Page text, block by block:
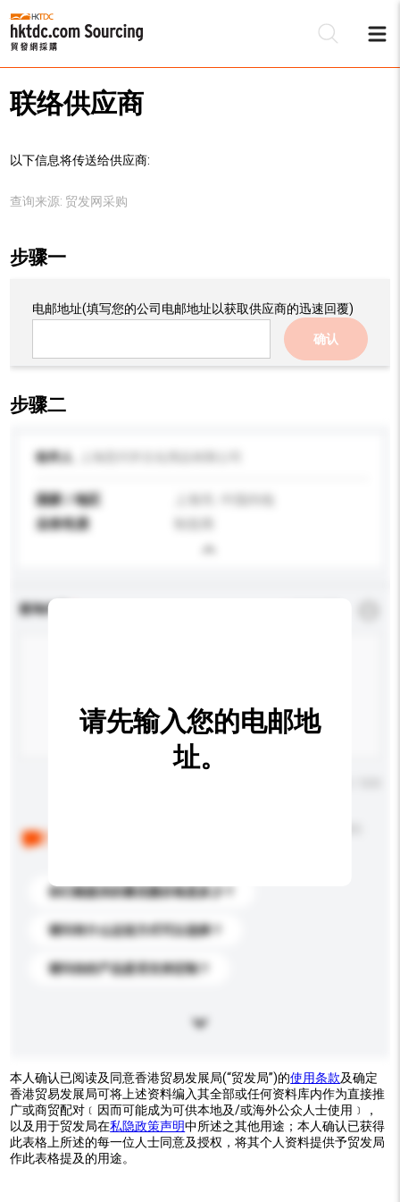
联络供应商
以下信息将传送给供应商:
查询来源: 贸发网采购
步骤一
电邮地址(填写您的公司电邮地址以获取供应商的迅速回覆)
确认
步骤二
收件人
国家 / 地区
业务性质
查询内容
你们能提供的最优惠价格是多少？
请问有什么运送方式可以选择？
请问你的产品是否支持定制？
请先输入您的电邮地
址。
本人确认已阅读及同意香港贸易发展局(“贸发局”)的使用条款及确定
香港贸易发展局可将上述资料编入其全部或任何资料库内作为直接推
广或商贸配对﹝因而可能成为可供本地及/或海外公众人士使用﹞，
以及用于贸发局在私隐政策声明中所述之其他用途；本人确认已获得
此表格上所述的每一位人士同意及授权，将其个人资料提供予贸发局
作此表格提及的用途。